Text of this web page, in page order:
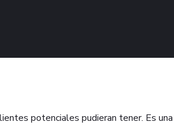
potenciales pudieran tener. Es